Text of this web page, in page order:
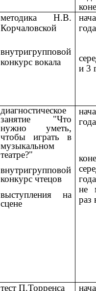
методика Н.В.
Корчаловской
внутригрупповой
конкурс вокала
года
и 3
диагностическое
занятие "Что
нужно уметь,
чтобы играть в
музыкальном
театре?"
внутригрупповой
конкурс чтецов
выступления на
сцене
года
года
не
раз
тест П.Торренса